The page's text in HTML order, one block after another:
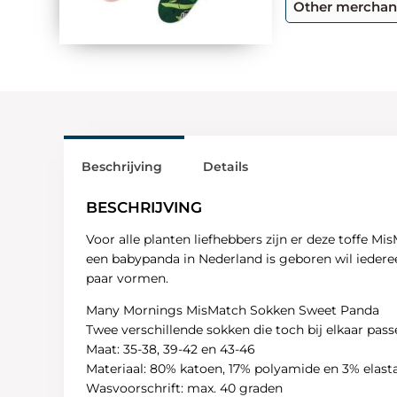
Other
Beschrijving
BESCHRIJVING
Voor alle planten liefhebbers zijn er deze toffe
een babypanda in Nederland is geboren wil
paar vormen.
Many Mornings MisMatch Sokken Sweet Panda
Twee verschillende sokken die toch bij elkaar
Maat: 35-38, 39-42 en 43-46
Materiaal: 80% katoen, 17% polyamide en 3%
Wasvoorschrift: max. 40 graden
Details